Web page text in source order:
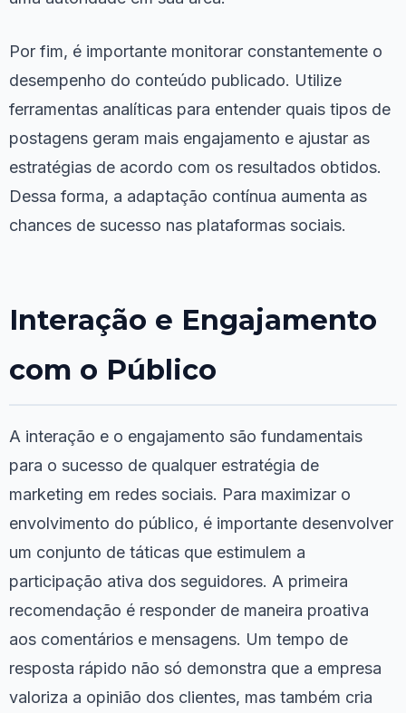
Por fim, é importante monitorar constantemente o
desempenho do conteúdo publicado. Utilize
ferramentas analíticas para entender quais tipos de
postagens geram mais engajamento e ajustar as
estratégias de acordo com os resultados obtidos.
Dessa forma, a adaptação contínua aumenta as
chances de sucesso nas plataformas sociais.
Interação e Engajamento
com o Público
A interação e o engajamento são fundamentais
para o sucesso de qualquer estratégia de
marketing em redes sociais. Para maximizar o
envolvimento do público, é importante desenvolver
um conjunto de táticas que estimulem a
participação ativa dos seguidores. A primeira
recomendação é responder de maneira proativa
aos comentários e mensagens. Um tempo de
resposta rápido não só demonstra que a empresa
valoriza a opinião dos clientes, mas também cria